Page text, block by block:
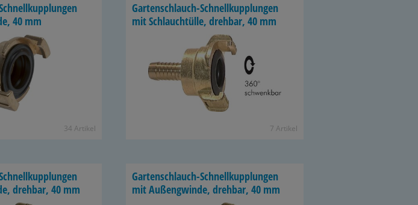
40 mm
34 Ar­ti­kel
Gartenschlauch-​Schnellkupplungen
mit Schlauch­tül­le, dreh­bar, 40 mm
7 Ar­ti­kel
dreh­bar, 40 mm
Gartenschlauch-​Schnellkupplungen
mit Au­ßeng­win­de, dreh­bar, 40 mm